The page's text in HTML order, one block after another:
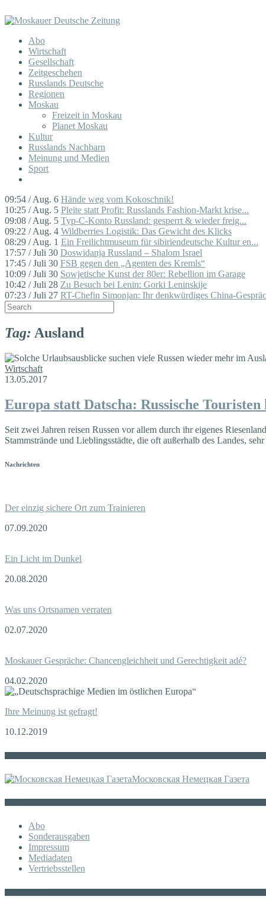
Abo
Wirtschaft
Gesellschaft
Zeitgeschehen
Russlands Deutsche
Regionen
Moskau
Freizeit in Moskau
Planet Moskau
Kultur
Russlands Nachbarn
Meinung und Medien
Sport
09:54 / Aug. 6 Hände weg vom Kokoschnik!
10:25 / Aug. 5 Pleite statt Profit: Russlands Fashion-Markt krise...
09:08 / Aug. 5 Typ-C-Konto Russland: gesperrt & wieder freig...
09:22 / Aug. 4 Wildberries Logistik: Das Gewicht des Klicks
08:29 / Aug. 1 Ein Freilichtmuseum für sibiriendeutsche Kultur en...
17:57 / Juli 30 Doswidanja Russland – Shalom Israel
17:45 / Juli 30 FSB gegen den „Agenten des Kremls“
10:09 / Juli 30 Sowjetische Kunst der 80er: Rebellion im Garage
10:42 / Juli 28 Zu Besuch bei Lenin: Gorki Leninskije
07:23 / Juli 27 RT-Chefin Simonjan: Ihr denkwürdiges China-
Tag: Ausland
Wirtschaft
13.05.2017
Europa statt Datscha: Russische
Seit zwei Jahren reisen Russen vor allem durch ihr eigenes
Stammstrände und Lieblingsstädte, die oft außerhalb des Landes,
Nachrichten
Der einzig sichere Ort zum Trainieren
07.09.2020
Ein Licht im Dunkel
20.08.2020
Was uns Ortsnamen verraten
02.07.2020
Moskauer Gespräche: Chancengleichheit und Gerechtigkeit adé?
04.02.2020
Ihre Meinung ist gefragt!
10.12.2019
Московская Немецкая Газета
Abo
Sonderausgaben
Impressum
Mediadaten
Vertriebsstellen